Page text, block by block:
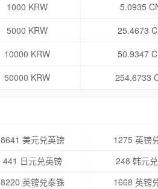
1000 KRW
5.0935
5000 KRW
25.4673
10000 KRW
50.9347
50000 KRW 254.6733
8641 美元兑英镑
1275 英镑
441 日元兑英镑
248 韩元
8220 英镑兑泰铢
1668 英镑